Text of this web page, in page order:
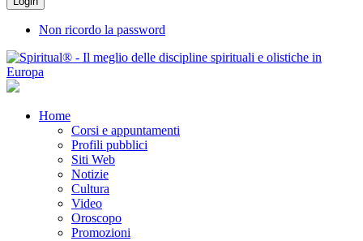
Non ricordo la password
Home
Corsi e appuntamenti
Profili pubblici
Siti Web
Notizie
Cultura
Video
Oroscopo
Promozioni